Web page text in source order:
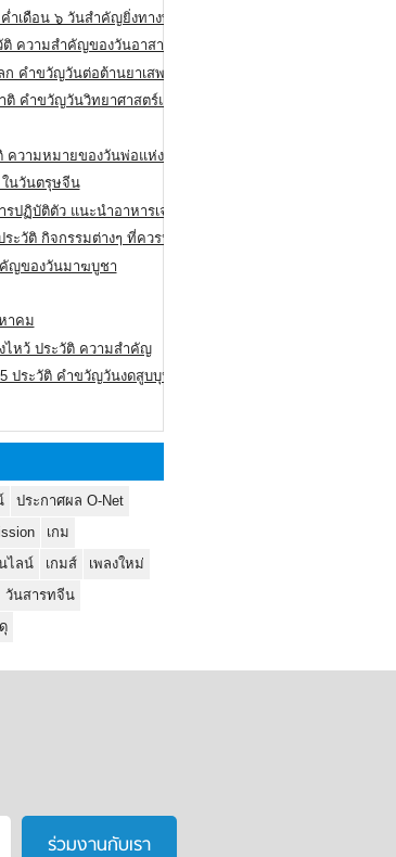
เดือน ๖ วันสำคัญยิ่งทางพระพุทธศาสนา
ความสําคัญของวันอาสาฬหบูชา
คำขวัญวันต่อต้านยาเสพติดสากล
คำขวัญวันวิทยาศาสตร์แห่งชาติ
ความหมายของวันพ่อแห่งชาติ
นวันตรุษจีน
รปฏิบัติตัว แนะนำอาหารเจ
ะวัติ กิจกรรมต่างๆ ที่ควรปฏิบัติ
ญของวันมาฆบูชา
าคม
ไหว้ ประวัติ ความสำคัญ
ประวัติ คำขวัญวันงดสูบบุหรี่โลก
ประกาศผล O-Net
เกม
ไลน์ เกมส์
เพลงใหม่
วันสารทจีน
ร่วมงานกับเรา